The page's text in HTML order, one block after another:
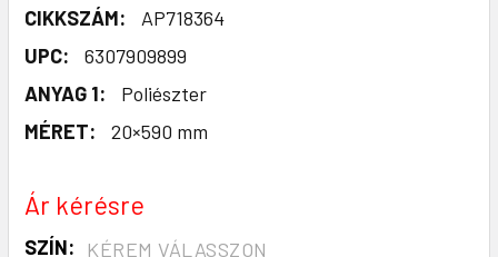
CIKKSZÁM:
AP718364
UPC:
6307909899
ANYAG 1:
Poliészter
MÉRET:
20×590 mm
Ár kérésre
SZÍN: KÉREM VÁLASSZON